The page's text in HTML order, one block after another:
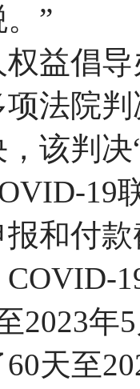
”
权益倡
法院
该判
19
和付
2023年
天至